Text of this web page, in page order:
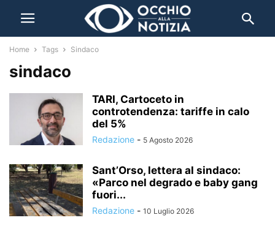
Home Tags Sindaco
sindaco
TARI, Cartoceto in
controtendenza: tariffe in calo
del 5%
Redazione - 5 Agosto 2026
Sant’Orso, lettera al sindaco:
«Parco nel degrado e baby gang
fuori...
Redazione - 10 Luglio 2026